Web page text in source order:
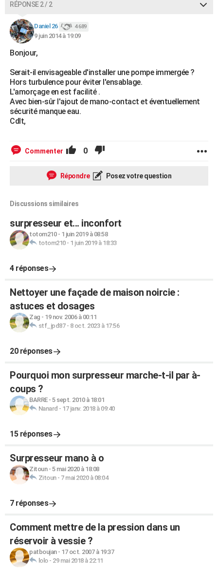
RÉPONSE 2 / 2
Daniel 26 4 689
9 juin 2014 à 19:09
Bonjour,
Serait-il envisageable d'installer une pompe immergée ?
Hors turbulence pour éviter l'ensablage.
L'amorçage en est facilité .
Avec bien-sûr l'ajout de mano-contact et éventuellement
sécurité manque eau.
Cdlt,
Commenter 0
Répondre Posez votre question
Discussions similaires
surpresseur et... inconfort
totom210- 1 juin 2019 à 08:58
totom210- 1 juin 2019 à 18:33
4 réponses
Nettoyer une façade de maison noircie :
astuces et dosages
Zag - 19 nov. 2006 à 00:11
stf_jpd87- 8 oct. 2023 à 17:56
20 réponses
Pourquoi mon surpresseur marche-t-il par à-
coups ?
BARRE- 5 sept. 2010 à 18:01
Nanard - 17 janv. 2018 à 09:40
15 réponses
Surpresseur mano à o
Zitoun- 5 mai 2020 à 18:08
Zitoun- 7 mai 2020 à 08:04
7 réponses
Comment mettre de la pression dans un
réservoir à vessie ?
patboujan- 17 oct. 2007 à 19:37
lolo- 29 mai 2018 à 22:11